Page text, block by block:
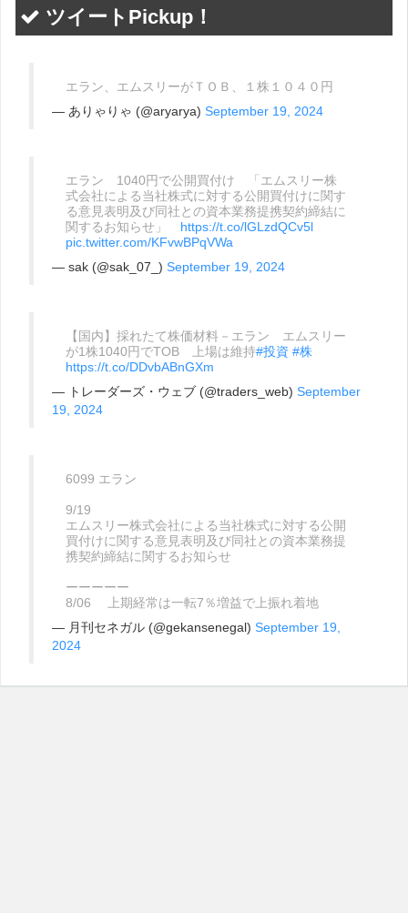
ツイートPickup！
エラン、エムスリーがＴＯＢ、１株１０４０円
— ありゃりゃ (@aryarya) September 19, 2024
エラン 1040円で公開買付け 「エムスリー株
式会社による当社株式に対する公開買付けに関す
る意見表明及び同社との資本業務提携契約締結に
関するお知らせ」 https://t.co/lGLzdQCv5l
pic.twitter.com/KFvwBPqVWa
— sak (@sak_07_) September 19, 2024
【国内】採れたて株価材料－エラン エムスリー
が1株1040円でTOB 上場は維持#投資 #株
https://t.co/DDvbABnGXm
— トレーダーズ・ウェブ (@traders_web) September
19, 2024
6099 エラン
9/19
エムスリー株式会社による当社株式に対する公開
買付けに関する意見表明及び同社との資本業務提
携契約締結に関するお知らせ
ーーーーー
8/06 上期経常は一転7％増益で上振れ着地
— 月刊セネガル (@gekansenegal) September 19,
2024